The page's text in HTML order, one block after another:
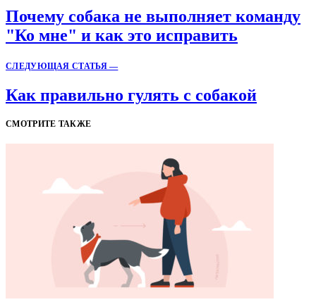
Почему собака не выполняет команду
"Ко мне" и как это исправить
СЛЕДУЮЩАЯ СТАТЬЯ —
Как правильно гулять с собакой
СМОТРИТЕ ТАКЖЕ